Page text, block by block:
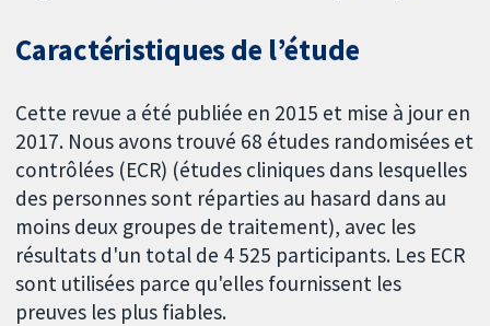
Caractéristiques de l’étude
Cette revue a été publiée en 2015 et mise à jour en
2017. Nous avons trouvé 68 études randomisées et
contrôlées (ECR) (études cliniques dans lesquelles
des personnes sont réparties au hasard dans au
moins deux groupes de traitement), avec les
résultats d'un total de 4 525 participants. Les ECR
sont utilisées parce qu'elles fournissent les
preuves les plus fiables.